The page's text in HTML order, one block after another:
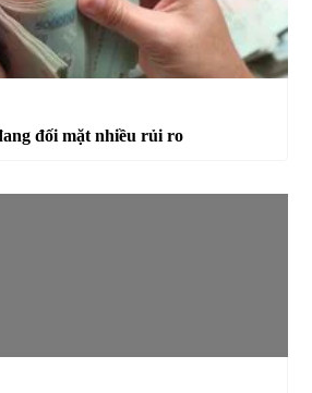
đối mặt nhiều rủi ro